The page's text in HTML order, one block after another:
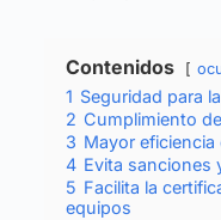
Contenidos
1 Seguridad para
2 Cumplimiento
3 Mayor eficiencia
4 Evita sanciones
5 Facilita la
equipos